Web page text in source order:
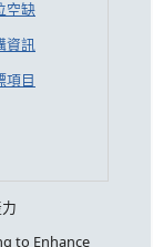
空缺
資訊
項目
to Enhance